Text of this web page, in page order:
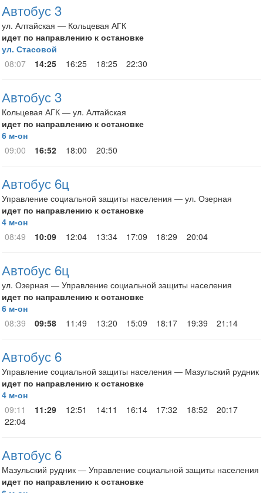
Автобус 3
ул. Алтайская — Кольцевая АГК
идет по направлению к остановке
ул. Стасовой
08:07
14:25 16:25 18:25 22:30
Автобус 3
Кольцевая АГК — ул. Алтайская
идет по направлению к остановке
6 м-он
09:00
16:52 18:00 20:50
Автобус 6ц
Управление социальной защиты населения — ул. Озерная
идет по направлению к остановке
4 м-он
08:49
10:09 12:04 13:34 17:09 18:29 20:04
Автобус 6ц
ул. Озерная — Управление социальной защиты населения
идет по направлению к остановке
6 м-он
08:39
09:58 11:49 13:20 15:09 18:17 19:39 21:14
Автобус 6
Управление социальной защиты населения — Мазульский рудник
идет по направлению к остановке
4 м-он
09:11
11:29 12:51 14:11 16:14 17:32 18:52
20:17
22:04
Автобус 6
Мазульский рудник — Управление социальной защиты населения
идет по направлению к остановке